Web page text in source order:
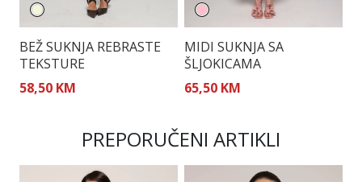
BEŽ SUKNJA REBRASTE
TEKSTURE
58,50 KM
MIDI SUKNJA SA
ŠLJOKICAMA
65,50 KM
PREPORUČENI ARTIKLI